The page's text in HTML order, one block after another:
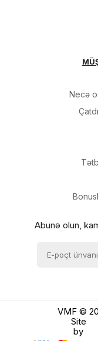
Necə
Abunə olun,
VMF ©
Site
by